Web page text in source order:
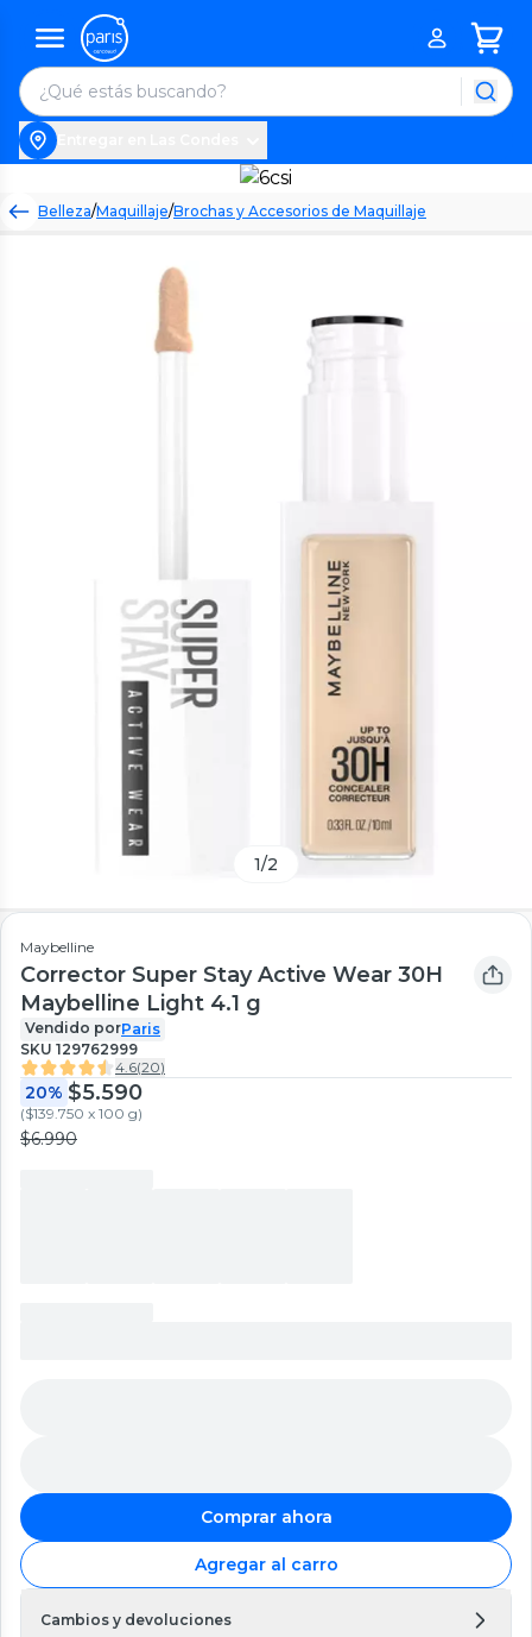
Belleza/Maquillaje/Brochas y Accesorios de Maquillaje
1/2
Maybelline
Corrector Super Stay Active Wear 30H
Maybelline Light 4.1 g
Vendido porParis
SKU 129762999
4.6(20)
20% $5.590
($139.750 x 100 g)
$6.990
Comprar ahora
Agregar al carro
Cambios y devoluciones